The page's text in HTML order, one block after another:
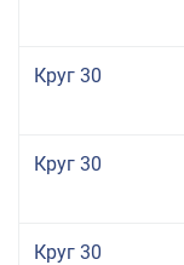
Круг 30
Круг 30
Круг 30